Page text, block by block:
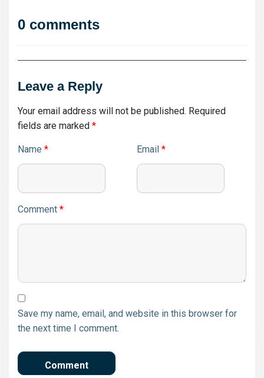
0 comments
Leave a Reply
Your email address will not be published. Required
fields are marked *
Name * Email *
Comment *
Save my name, email, and website in this browser for
the next time I comment.